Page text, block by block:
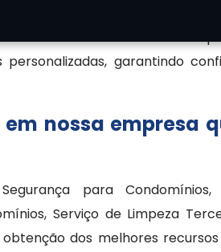
do monitoramento. Além da
de monitoramento. Uma
garantindo
nossa empresa
para Condomínios,
Serviço de Limpeza
dos melhores